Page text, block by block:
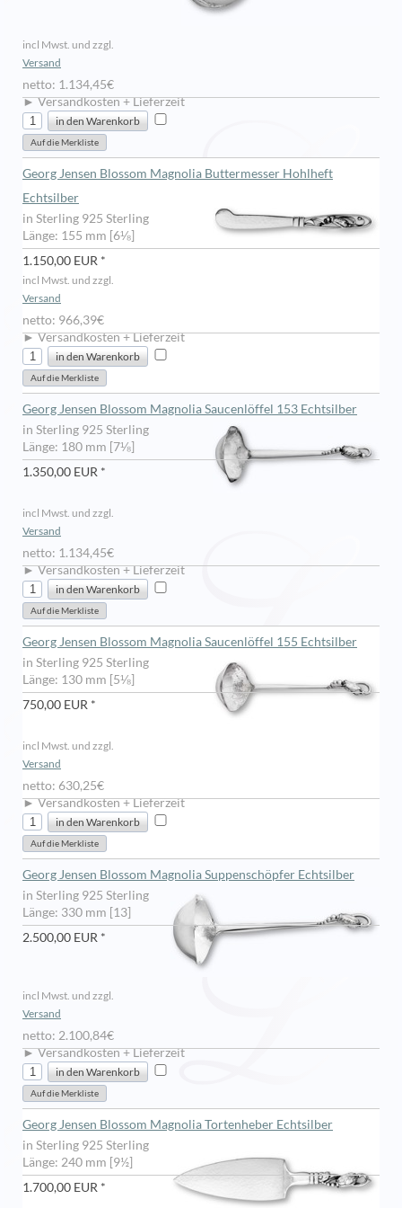
incl Mwst. und zzgl.
Versand
netto: 1.134,45€
► Versandkosten + Lieferzeit
Georg Jensen Blossom Magnolia Buttermesser Hohlheft
Echtsilber
in Sterling 925 Sterling
Länge: 155 mm [6⅛]
1.150,00 EUR *
incl Mwst. und zzgl.
Versand
netto: 966,39€
► Versandkosten + Lieferzeit
Georg Jensen Blossom Magnolia Saucenlöffel 153 Echtsilber
in Sterling 925 Sterling
Länge: 180 mm [7⅛]
1.350,00 EUR *
incl Mwst. und zzgl.
Versand
netto: 1.134,45€
► Versandkosten + Lieferzeit
Georg Jensen Blossom Magnolia Saucenlöffel 155 Echtsilber
in Sterling 925 Sterling
Länge: 130 mm [5⅛]
750,00 EUR *
incl Mwst. und zzgl.
Versand
netto: 630,25€
► Versandkosten + Lieferzeit
Georg Jensen Blossom Magnolia Suppenschöpfer Echtsilber
in Sterling 925 Sterling
Länge: 330 mm [13]
2.500,00 EUR *
incl Mwst. und zzgl.
Versand
netto: 2.100,84€
► Versandkosten + Lieferzeit
Georg Jensen Blossom Magnolia Tortenheber Echtsilber
in Sterling 925 Sterling
Länge: 240 mm [9½]
1.700,00 EUR *